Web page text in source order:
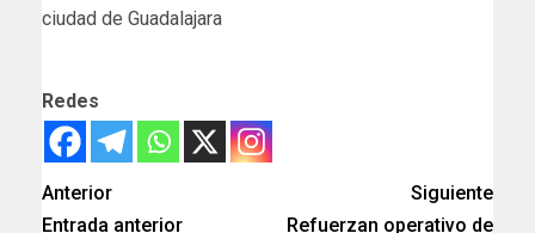
ciudad de Guadalajara
Redes
Anterior
Entrada anterior
Siguiente
Refuerzan operativo de